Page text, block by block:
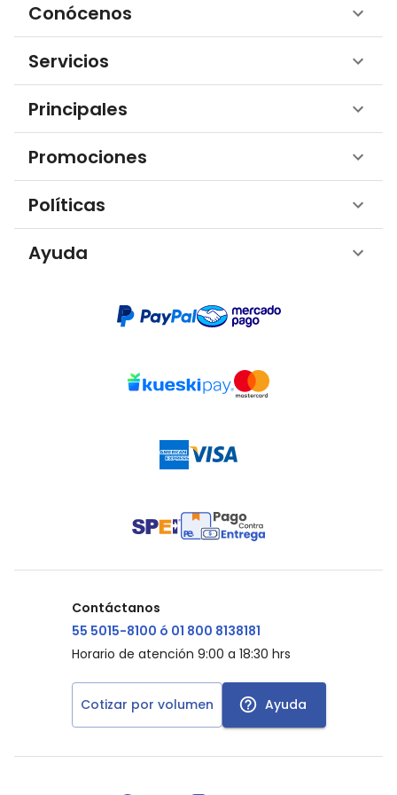
Conócenos
Servicios
Principales
Promociones
Políticas
Ayuda
Contáctanos
55 5015-8100 ó 01 800 8138181
Horario de atención 9:00 a 18:30 hrs
Cotizar por volumen Ayuda